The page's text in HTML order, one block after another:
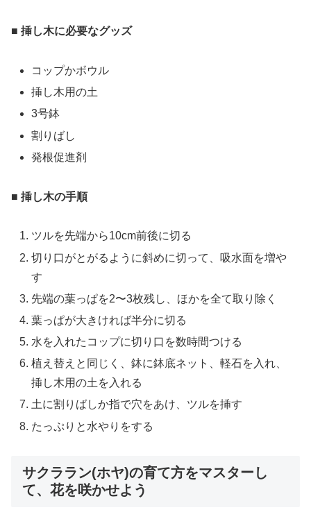
■ 挿し木に必要なグッズ
コップかボウル
挿し木用の土
3号鉢
割りばし
発根促進剤
■ 挿し木の手順
ツルを先端から10cm前後に切る
切り口がとがるように斜めに切って、吸水面を増や
す
先端の葉っぱを2〜3枚残し、ほかを全て取り除く
葉っぱが大きければ半分に切る
水を入れたコップに切り口を数時間つける
植え替えと同じく、鉢に鉢底ネット、軽石を入れ、
挿し木用の土を入れる
土に割りばしか指で穴をあけ、ツルを挿す
たっぷりと水やりをする
サクララン(ホヤ)の育て方をマスターし
て、花を咲かせよう